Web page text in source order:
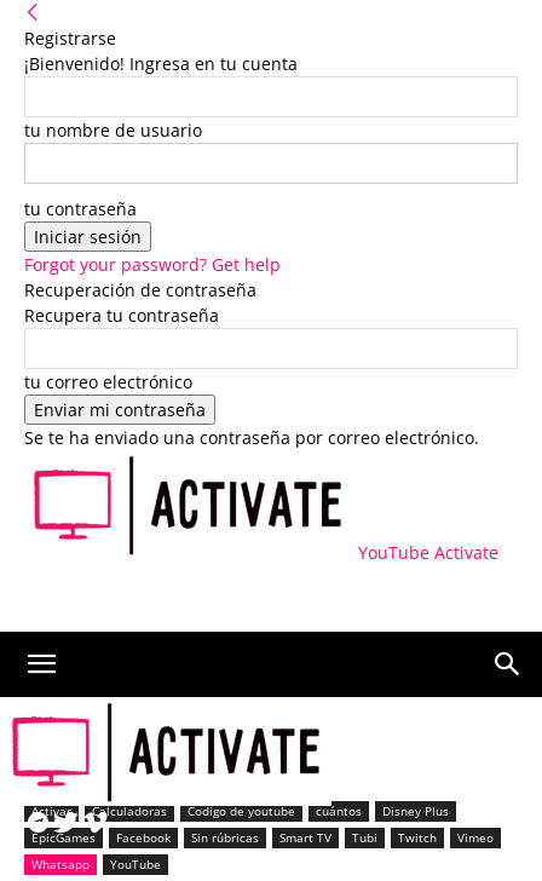
Registrarse
¡Bienvenido! Ingresa en tu cuenta
tu nombre de usuario
tu contraseña
Forgot your password? Get help
Recuperación de contraseña
Recupera tu contraseña
tu correo electrónico
Se te ha enviado una contraseña por correo electrónico.
YouTube Activate
Whatsapp
Activar Calculadoras Codigo de youtube cuántos
Disney Plus
EpicGames
Facebook Sin rúbricas Smart TV Tubi Twitch
Vimeo
Whatsapp
YouTube